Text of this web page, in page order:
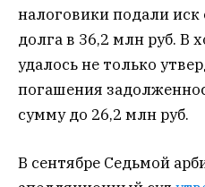
налоговики подали иск
долга в 36,2 млн руб. В
удалось не только
погашения
сумму до 26,2 млн руб.
В сентябре Седьмой